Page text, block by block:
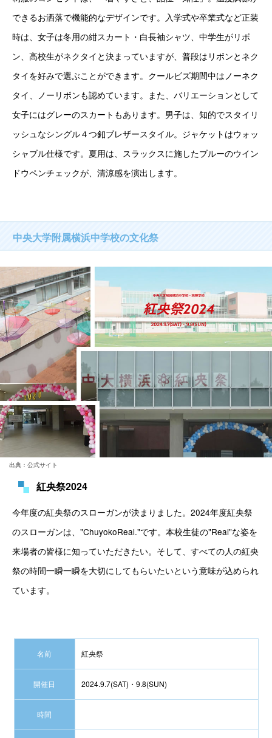
できるお洒落で機能的なデザインです。入学式や卒業式など正装
時は、女子は冬用の紺スカート・白長袖シャツ、中学生がリボ
ン、高校生がネクタイと決まっていますが、普段はリボンとネク
タイを好みで選ぶことができます。クールビズ期間中はノーネク
タイ、ノーリボンも認めています。また、バリエーションとして
女子にはグレーのスカートもあります。男子は、知的でスタイリ
ッシュなシングル４つ釦ブレザースタイル。ジャケットはウォッ
シャブル仕様です。夏用は、スラックスに施したブルーのウイン
ドウペンチェックが、清涼感を演出します。
中央大学附属横浜中学校の文化祭
出典：公式サイト
紅央祭2024
今年度の紅央祭のスローガンが決まりました。2024年度紅央祭
のスローガンは、"ChuyokoReal."です。本校生徒の"Real"な姿を
来場者の皆様に知っていただきたい。そして、すべての人の紅央
祭の時間一瞬一瞬を大切にしてもらいたいという意味が込められ
ています。
名前 紅央祭
開催日 2024.9.7(SAT)・9.8(SUN)
時間